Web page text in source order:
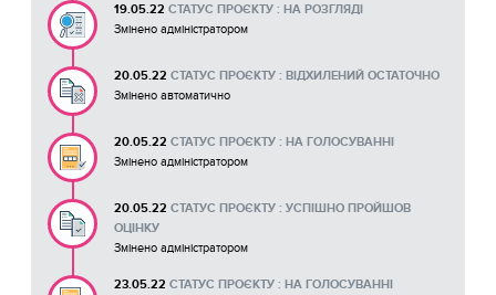
19.05.22 СТАТУС ПРОЄКТУ : НА РОЗГЛЯДІ
Змінено адміністратором
20.05.22 СТАТУС ПРОЄКТУ : ВІДХИЛЕНИЙ ОСТАТОЧНО
Змінено автоматично
20.05.22 СТАТУС ПРОЄКТУ : НА ГОЛОСУВАННІ
Змінено адміністратором
20.05.22 СТАТУС ПРОЄКТУ : УСПІШНО ПРОЙШОВ
ОЦІНКУ
Змінено адміністратором
23.05.22 СТАТУС ПРОЄКТУ : НА ГОЛОСУВАННІ